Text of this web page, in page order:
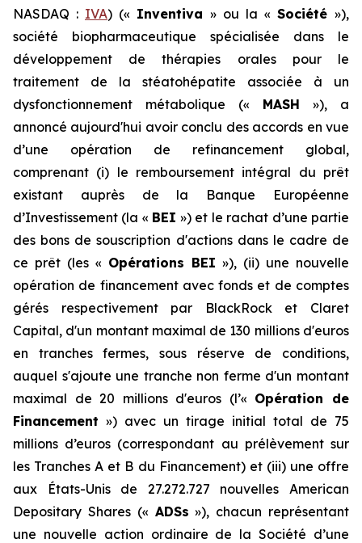
NASDAQ : IVA) (« Inventiva » ou la « Société »),
société biopharmaceutique spécialisée dans le
développement de thérapies orales pour le
traitement de la stéatohépatite associée à un
dysfonctionnement métabolique (« MASH »), a
annoncé aujourd'hui avoir conclu des accords en vue
d’une opération de refinancement global,
comprenant (i) le remboursement intégral du prêt
existant auprès de la Banque Européenne
d’Investissement (la « BEI ») et le rachat d’une partie
des bons de souscription d'actions dans le cadre de
ce prêt (les « Opérations BEI »), (ii) une nouvelle
opération de financement avec fonds et de comptes
gérés respectivement par BlackRock et Claret
Capital, d'un montant maximal de 130 millions d'euros
en tranches fermes, sous réserve de conditions,
auquel s'ajoute une tranche non ferme d'un montant
maximal de 20 millions d'euros (l’« Opération de
Financement ») avec un tirage initial total de 75
millions d’euros (correspondant au prélèvement sur
les Tranches A et B du Financement) et (iii) une offre
aux États-Unis de 27.272.727 nouvelles American
Depositary Shares(« ADSs »), chacun représentant
une nouvelle action ordinaire de la Société d’une